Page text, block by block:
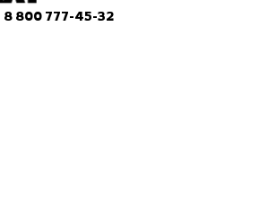
8 800 777-45-32